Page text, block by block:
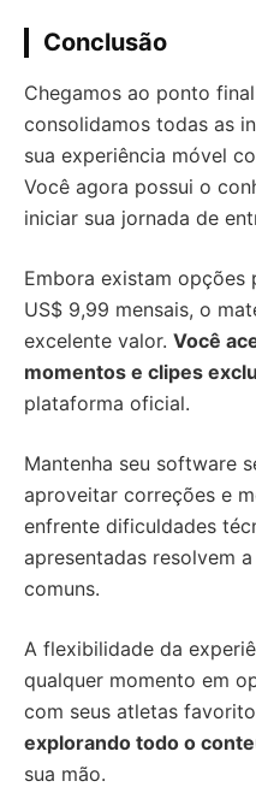
Conclusão
Chegamos ao ponto
consolidamos todas as
sua experiência móvel
Você agora possui o
iniciar sua jornada de
Embora existam opções
US$ 9,99 mensais, o
excelente valor. Você
momentos e clipes
plataforma oficial.
Mantenha seu software
aproveitar correções e
enfrente dificuldades
apresentadas resolvem
comuns.
A flexibilidade da
qualquer momento em
com seus atletas
explorando todo o
sua mão.